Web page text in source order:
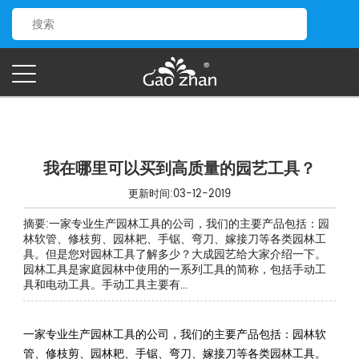
我在哪里可以买到高质量的园艺工具？
更新时间:03-12-2019
摘要:一家专业生产园林工具的公司，我们的主要产品包括：园
林软管、修枝剪、园林耙、手锯、弯刀、嫁接刀等各类园林工
具。但是您对园林工具了解多少？大成园艺给大家介绍一下。
园林工具是家庭园林中使用的一系列工具的简称，包括手动工
具和电动工具。手动工具主要有...
一家专业生产园林工具的公司，我们的主要产品包括：园林软
管、修枝剪、园林耙、手锯、弯刀、嫁接刀等各类园林工具。